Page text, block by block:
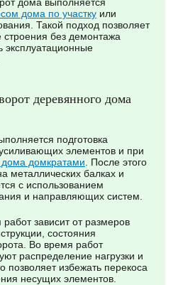
дома по участку или
Такой подход позволяет
без демонтажа
эксплуатационные
деревянного дома
подготовка
усиливающих элементов и при
домкратами . После этого
металлических балках и
с использованием
и направляющих систем.
зависит от размеров
состояния
Во время работ
распределение нагрузки и
позволяет избежать перекоса
несущих элементов.